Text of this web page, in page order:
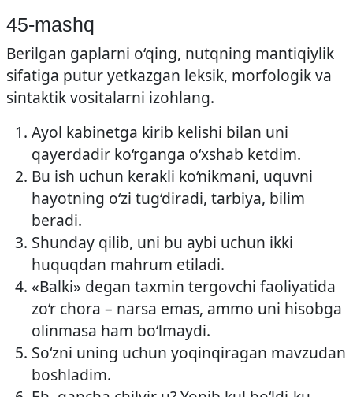
45-mashq
Berilgan gaplarni o‘qing, nutqning mantiqiylik
sifatiga putur yetkazgan leksik, morfologik va
sintaktik vositalarni izohlang.
Ayol kabinetga kirib kelishi bilan uni
qayerdadir ko‘rganga o‘xshab ketdim.
Bu ish uchun kerakli ko‘nikmani, uquvni
hayotning o‘zi tug‘diradi, tarbiya, bilim
beradi.
Shunday qilib, uni bu aybi uchun ikki
huquqdan mahrum etiladi.
«Balki» degan taxmin tergovchi faoliyatida
zo‘r chora – narsa emas, ammo uni hisobga
olinmasa ham bo‘lmaydi.
So‘zni uning uchun yoqinqiragan mavzudan
boshladim.